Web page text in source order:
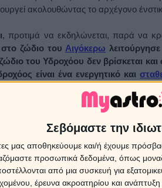
Σεβόμαστε την
μας αποθηκεύουμε και/ή έχουμε
προσωπικά δεδομένα, όπως
από μια συσκευή για
έρευνα ακροατηρίου και
ακολουθώντας το αρχέγονο
, προτιμά να εκδηλώνεται, παρά να
στο ζώδιο του Αιγόκερω
του Υδροχόου δεν βρίσκεται και
είναι ένα ενεργητικό και
με την ευελιξία ή την
νέο του σπίτι και θα χρησιμοποιήσει
να επικοινωνήσει και να βγάλει
νου και όχι την πρακτική πλευρά των
πάρα πολύ τα πνευματικά
να επικοινωνήσει πρώτα το
ο έρωτας περνάει πρώτα απ’ το